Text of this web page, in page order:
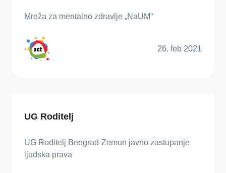
Mreža za mentalno zdravlje „NaUM“
26. feb 2021
UG Roditelj
UG Roditelj Beograd-Zemun javno zastupanje
ljudska prava